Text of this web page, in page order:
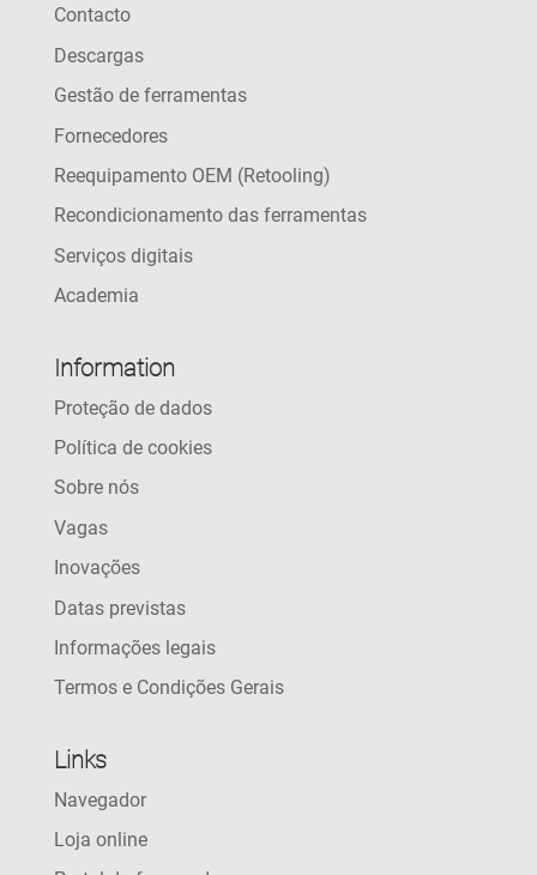
Contacto
Descargas
Gestão de ferramentas
Fornecedores
Reequipamento OEM (Retooling)
Recondicionamento das ferramentas
Serviços digitais
Academia
Information
Proteção de dados
Política de cookies
Sobre nós
Vagas
Inovações
Datas previstas
Informações legais
Termos e Condições Gerais
Links
Navegador
Loja online